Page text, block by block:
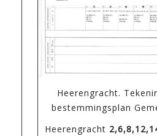
Heerengracht.
bestemmingsplan
Heerengracht